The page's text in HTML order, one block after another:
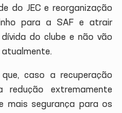
do JEC e reorganização
para a SAF e atrair
do clube e não vão
atualmente.
caso a recuperação
extremamente
mais segurança para os